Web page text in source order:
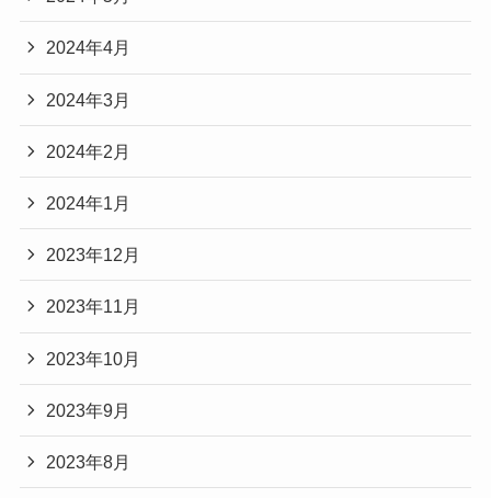
2024年4月
2024年3月
2024年2月
2024年1月
2023年12月
2023年11月
2023年10月
2023年9月
2023年8月